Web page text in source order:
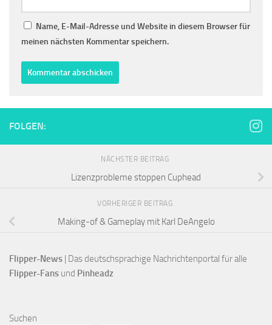
Name, E-Mail-Adresse und Website in diesem Browser für
meinen nächsten Kommentar speichern.
FOLGEN:
NÄCHSTER BEITRAG
Lizenzprobleme stoppen Cuphead
VORHERIGER BEITRAG
Making-of & Gameplay mit Karl DeAngelo
Flipper-News | Das deutschsprachige Nachrichtenportal für alle
Flipper-Fans und Pinheadz
Suchen